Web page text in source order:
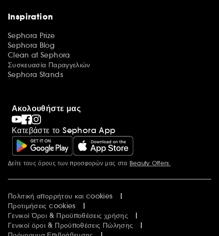
Inspiration
Sephora Prize
Sephora Blog
Clean at Sephora
Συσκευασία Παραγγελιών
Sephora Stands
Ακολουθήστε μας
Κατεβάστε το Sephora App
Περισσότερες πληροφορίες
Δείτε τους όρους των προσφορών μας στα Beauty Offers.
Πολιτική απορρήτου και cookies
Προτιμήσεις cookies
Γενικοί Όροι & Προϋποθέσεις χρήσης
Γενικοί όροι & Προϋποθέσεις Πώλησης